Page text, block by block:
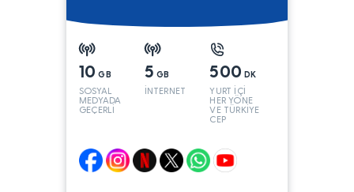
10 GB
SOSYAL
MEDYADA
GEÇERLİ
5 GB
İNTERNET
500 DK
YURT İÇİ
HER YÖNE
VE TÜRKİYE
CEP